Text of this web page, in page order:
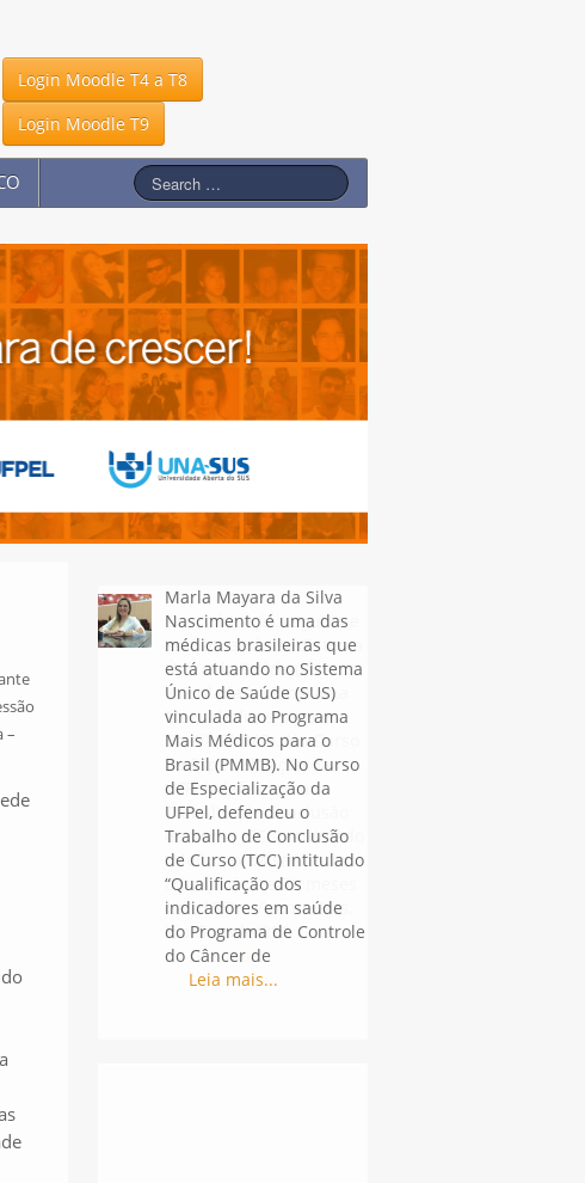
Login Moodle T4 a T8
Login Moodle T9
–
Maria Andrea
Guadalupe é uruguaia e
está atuando no Sistema
Único de Saúde (SUS)
vinculada ao Programa
Mais Médicos para o
Brasil (PMMB). No Curso
de Especialização da
UFPel, defendeu o
Trabalho de Conclusão
de Curso (TCC) intitulado
“Melhoria na saúde da
criança de 0 a 72 meses
na USF Dr. Vicente Pias,
Rio Grande/RS”.
Leia mais...